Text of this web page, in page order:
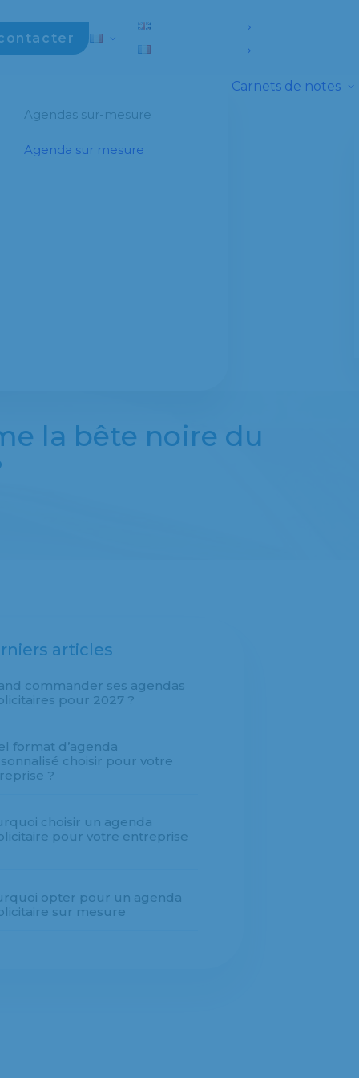
Agendas sur-mesure
Agenda sur mesure
Carnets de notes
la bête noire du
articles
commander ses agendas
pour 2027 ?
format d’agenda
choisir pour votre
?
choisir un agenda
pour votre entreprise
opter pour un agenda
sur mesure